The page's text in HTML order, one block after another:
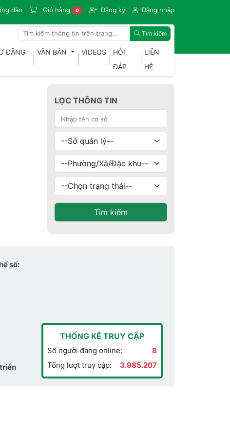
dẫn Giỏ hàng 0 Đăng ký Đăng nhập
Tìm kiếm
ĐĂNG
VĂN BẢN VIDEOS
HỎI
ĐÁP
LIÊN
HỆ
LỌC THÔNG TIN
Tìm kiếm
số:
THỐNG KÊ TRUY CẬP
Số người đang online:
8
Tổng lượt truy cập:
3.985.207